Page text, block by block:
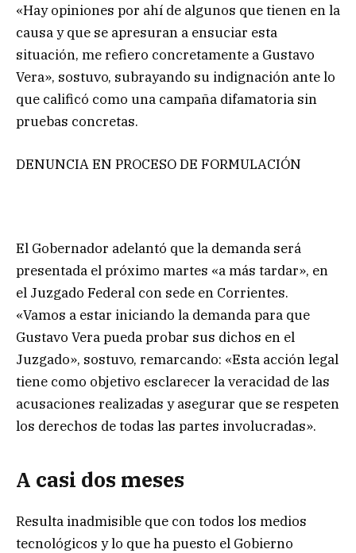
«Hay opiniones por ahí de algunos que tienen en la
causa y que se apresuran a ensuciar esta
situación, me refiero concretamente a Gustavo
Vera», sostuvo, subrayando su indignación ante lo
que calificó como una campaña difamatoria sin
pruebas concretas.
DENUNCIA EN PROCESO DE FORMULACIÓN
El Gobernador adelantó que la demanda será
presentada el próximo martes «a más tardar», en
el Juzgado Federal con sede en Corrientes.
«Vamos a estar iniciando la demanda para que
Gustavo Vera pueda probar sus dichos en el
Juzgado», sostuvo, remarcando: «Esta acción legal
tiene como objetivo esclarecer la veracidad de las
acusaciones realizadas y asegurar que se respeten
los derechos de todas las partes involucradas».
A casi dos meses
Resulta inadmisible que con todos los medios
tecnológicos y lo que ha puesto el Gobierno